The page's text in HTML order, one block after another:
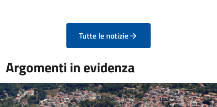
Tutte le notizie
Argomenti in evidenza